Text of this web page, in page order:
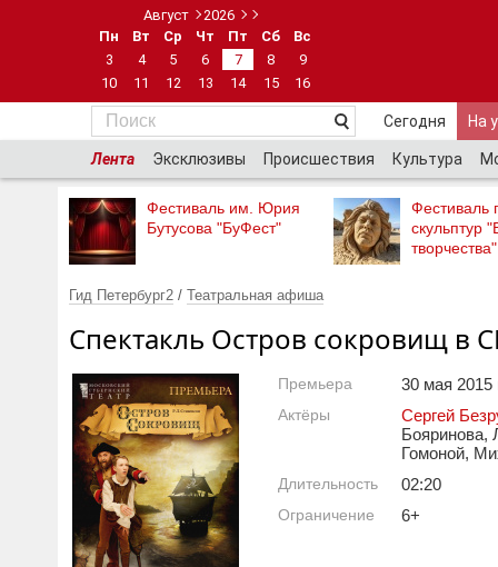
Август
2026
Пн
Вт Ср Чт Пт Сб
Вс
3
4 5 6 7 8
9
10
11 12 13 14 15 16
Сегодня На
Лента Эксклюзивы Происшествия Культура
Фестиваль им. Юрия
Бутусова "БуФест"
Фестиваль
скульптур
творчества"
Гид Петербург2 / Театральная афиша
Спектакль Остров сокровищ в
Премьера 30 мая 2015
Актёры Сергей
Бояринова,
Гомоной,
Длительность 02:20
Ограничение 6+